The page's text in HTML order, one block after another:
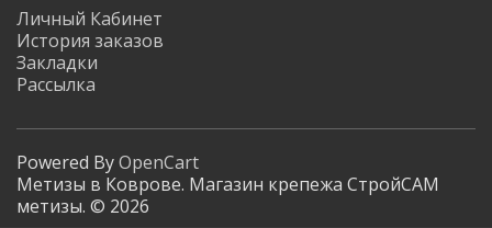
Личный Кабинет
История заказов
Закладки
Рассылка
Powered ByOpenCart
Метизы в Коврове. Магазин крепежа СтройСАМ
метизы. © 2026